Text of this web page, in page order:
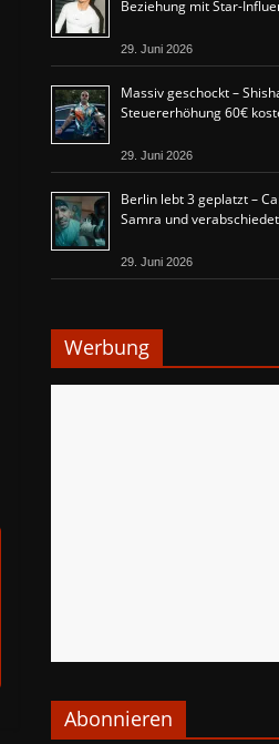
Beziehung mit Star-
29. Juni 2026
Massiv geschockt –
Steuererhöhung 60€
29. Juni 2026
Berlin lebt 3 geplatzt –
Samra und
29. Juni 2026
Werbung
Abonnieren